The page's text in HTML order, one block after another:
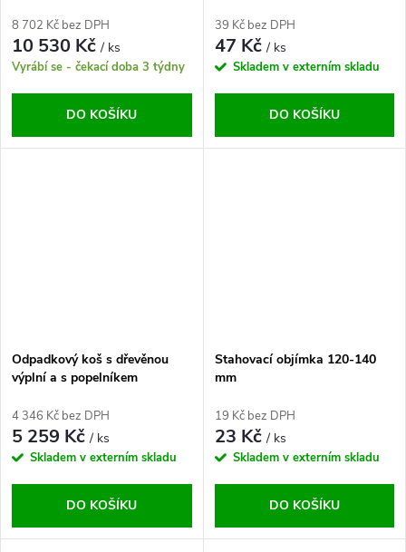
8 702 Kč bez DPH
10 530 Kč/ ks
Vyrábí se - čekací doba 3 týdny
DO KOŠÍKU
39 Kč bez DPH
47 Kč/ ks
Skladem v externím skladu
DO KOŠÍKU
Odpadkový koš s dřevěnou
výplní a s popelníkem
4 346 Kč bez DPH
5 259 Kč/ ks
Skladem v externím skladu
DO KOŠÍKU
Stahovací objímka 120-140
mm
19 Kč bez DPH
23 Kč/ ks
Skladem v externím skladu
DO KOŠÍKU